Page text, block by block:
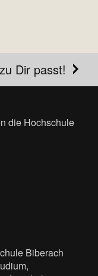
Dir passt!
die Hochschule
Biberach